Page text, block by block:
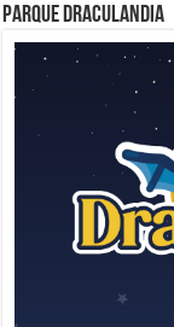
Parque Draculandia